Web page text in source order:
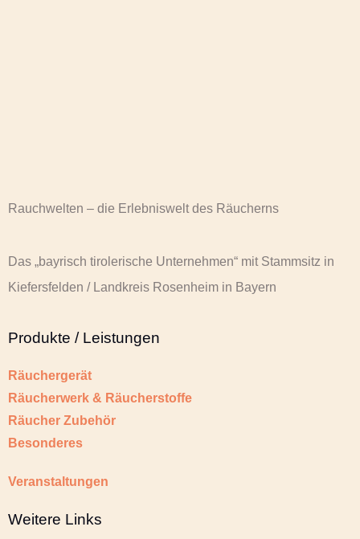
Rauchwelten – die Erlebniswelt des Räucherns
Das „bayrisch tirolerische Unternehmen“ mit Stammsitz in
Kiefersfelden / Landkreis Rosenheim in Bayern
Produkte / Leistungen
Räuchergerät
Räucherwerk & Räucherstoffe
Räucher Zubehör
Besonderes
Veranstaltungen
Weitere Links